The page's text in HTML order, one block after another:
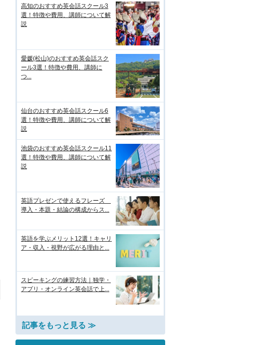
高知のおすすめ英会話スクール3
選！特徴や費用、講師について解
説
愛媛(松山)のおすすめ英会話スク
ール3選！特徴や費用、講師に
つ...
仙台のおすすめ英会話スクール6
選！特徴や費用、講師について解
説
池袋のおすすめ英会話スクール11
選！特徴や費用、講師について解
説
英語プレゼンで使えるフレーズ
導入・本題・結論の構成からス...
英語を学ぶメリット12選！キャリ
ア・収入・視野が広がる理由と...
スピーキングの練習方法｜独学・
アプリ・オンライン英会話で上...
記事をもっと見る ≫